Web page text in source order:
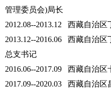
管理委员会)局长
2012.08--2013.12 西藏自治
2013.12--2016.06 西藏自治
总支书记
2016.06--2017.09 西藏自治
2017.09--2020.03 西藏自治